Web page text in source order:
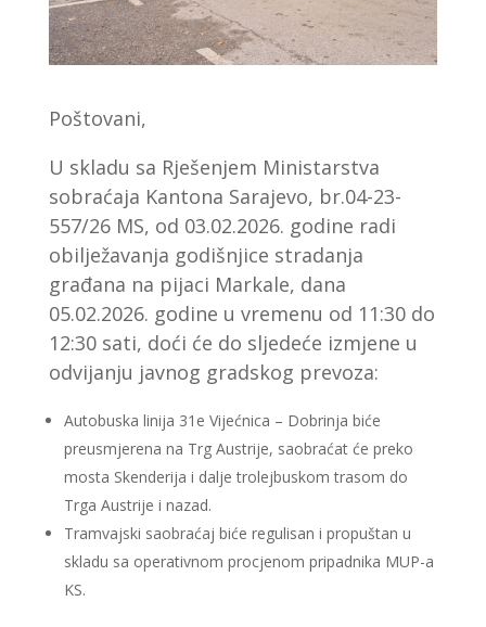
Poštovani,
U skladu sa Rješenjem Ministarstva
sobraćaja Kantona Sarajevo, br.04-23-
557/26 MS, od 03.02.2026. godine radi
obilježavanja godišnjice stradanja
građana na pijaci Markale, dana
05.02.2026. godine u vremenu od 11:30 do
12:30 sati, doći će do sljedeće izmjene u
odvijanju javnog gradskog prevoza:
Autobuska linija 31e Vijećnica – Dobrinja biće
preusmjerena na Trg Austrije, saobraćat će preko
mosta Skenderija i dalje trolejbuskom trasom do
Trga Austrije i nazad.
Tramvajski saobraćaj biće regulisan i propuštan u
skladu sa operativnom procjenom pripadnika MUP-a
KS.